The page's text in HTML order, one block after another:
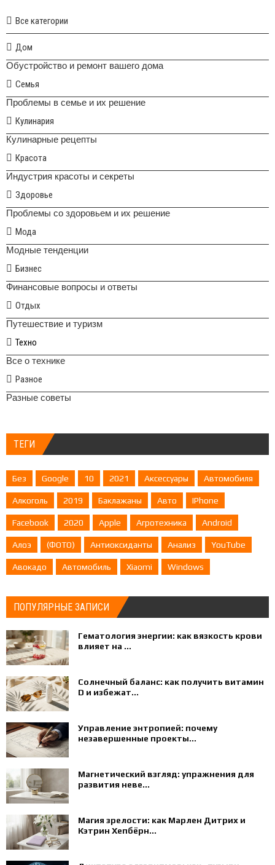
Все категории
Дом
Обустройство и ремонт вашего дома
Семья
Проблемы в семье и их решение
Кулинария
Кулинарные рецепты
Красота
Индустрия красоты и секреты
Здоровье
Проблемы со здоровьем и их решение
Мода
Модные тенденции
Бизнес
Финансовые вопросы и ответы
Отдых
Путешествие и туризм
Техно
Все о технике
Разное
Разные советы
ТЕГИ
Без Google 10 2021 Аксессуары Автомобиля
Алкоголь 2019 Баклажаны Авто IPhone
Facebook 2020 Apple Агротехника Android
Алоэ (ФОТО) Антиоксиданты Анализ YouTube
Авокадо Автомобиль Xiaomi Windows
ПОПУЛЯРНЫЕ ЗАПИСИ
Гематология энергии: как вязкость крови
влияет на ...
Солнечный баланс: как получить витамин
D и избежат...
Управление энтропией: почему
незавершенные проекты...
Магнетический взгляд: упражнения для
развития неве...
Магия зрелости: как Марлен Дитрих и
Кэтрин Хепбёрн...